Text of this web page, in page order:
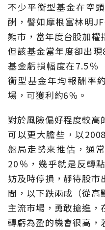
不少平衡型基金在空
酬，譬如摩根富林明
熊市，當年度台股加權
但該基金當年度卻出
基金虧損幅度在7.5％
衡型基金年均報酬率
場，可獲利約6％。
對於風險偏好程度較高
可以更大膽些，以
盤局走勢來推估，通
20％，幾乎就是反轉
妨及時停損，靜待股市
間，以下跌兩成（從高
主流市場，勇敢搶進，
轉虧為盈的機會很高，